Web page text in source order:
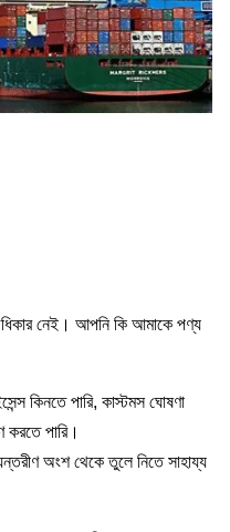
নেই। আপনি কি আমাকে পণ্য
কিনতে পারি, কাস্টমস ঘোষণা
করতে পারি।
অংশ থেকে তুলে নিতে সাহায্য